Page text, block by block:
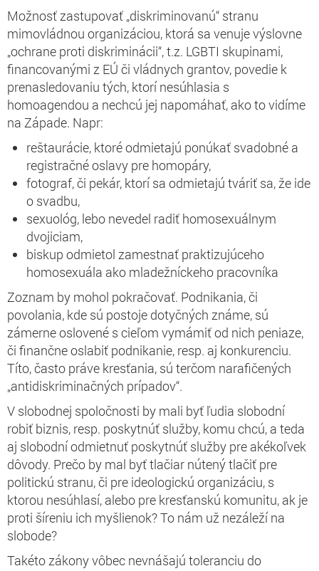
Možnosť zastupovať „diskriminovanú“ stranu
mimovládnou organizáciou, ktorá sa venuje výslovne
„ochrane proti diskriminácii“, t.z. LGBTI skupinami,
financovanými z EÚ či vládnych grantov, povedie k
prenasledovaniu tých, ktorí nesúhlasia s
homoagendou a nechcú jej napomáhať, ako to vidíme
na Západe. Napr:
reštaurácie, ktoré odmietajú ponúkať svadobné a
registračné oslavy pre homopáry,
fotograf, či pekár, ktorí sa odmietajú tváriť sa, že ide
o svadbu,
sexuológ, lebo nevedel radiť homosexuálnym
dvojiciam,
biskup odmietol zamestnať praktizujúceho
homosexuála ako mladežníckeho pracovníka
Zoznam by mohol pokračovať. Podnikania, či
povolania, kde sú postoje dotyčných známe, sú
zámerne oslovené s cieľom vymámiť od nich peniaze,
či finančne oslabiť podnikanie, resp. aj konkurenciu.
Títo, často práve kresťania, sú terčom narafičených
„antidiskriminačných prípadov“.
V slobodnej spoločnosti by mali byť ľudia slobodní
robiť biznis, resp. poskytnúť služby, komu chcú, a teda
aj slobodní odmietnuť poskytnúť služby pre akékoľvek
dôvody. Prečo by mal byť tlačiar nútený tlačiť pre
politickú stranu, či pre ideologickú organizáciu, s
ktorou nesúhlasí, alebo pre kresťanskú komunitu, ak je
proti šíreniu ich myšlienok? To nám už nezáleží na
slobode?
Takéto zákony vôbec nevnášajú toleranciu do